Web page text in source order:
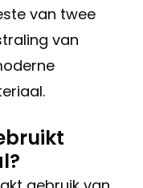
van twee
van